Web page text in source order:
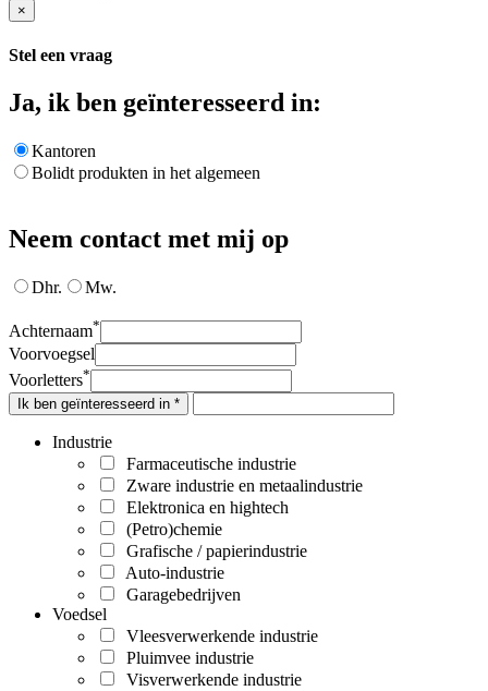
×
Stel een vraag
Ja, ik ben geïnteresseerd in:
Kantoren
Bolidt produkten in het algemeen
Neem contact met mij op
Dhr. Mw.
Achternaam*
Voorvoegsel
Voorletters*
Ik ben geïnteresseerd in *
Industrie
Farmaceutische industrie
Zware industrie en metaalindustrie
Elektronica en hightech
(Petro)chemie
Grafische / papierindustrie
Auto-industrie
Garagebedrijven
Voedsel
Vleesverwerkende industrie
Pluimvee industrie
Visverwerkende industrie